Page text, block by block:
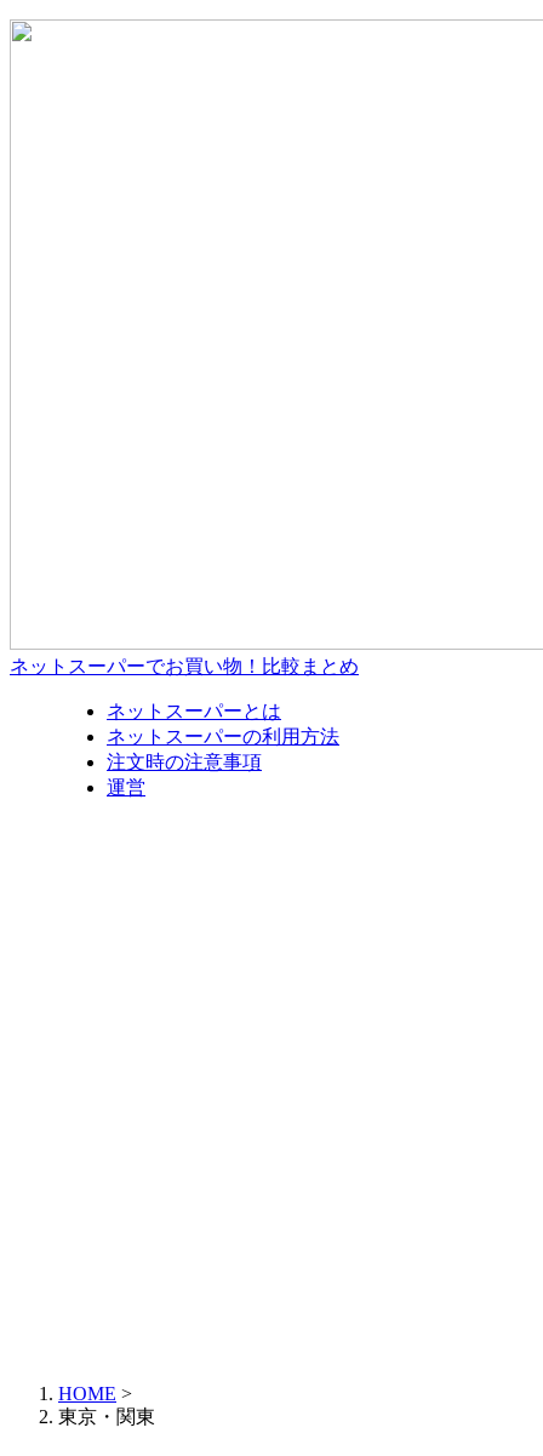
ネットスーパーでお買い物！比較まとめ
ネットスーパーとは
ネットスーパーの利用方法
注文時の注意事項
運営
HOME >
東京・関東